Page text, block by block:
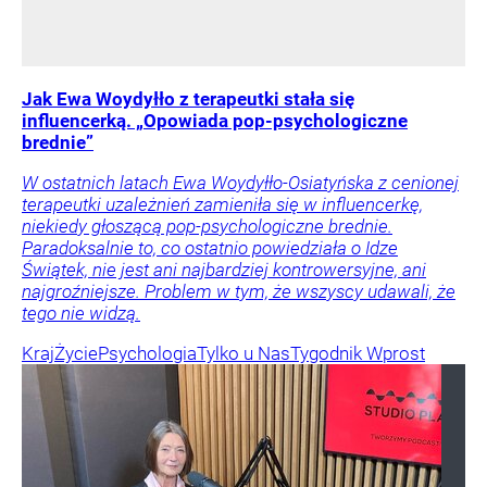
Jak Ewa Woydyłło z terapeutki stała się
influencerką. „Opowiada pop-psychologiczne
brednie”
W ostatnich latach Ewa Woydyłło-Osiatyńska z cenionej
terapeutki uzależnień zamieniła się w influencerkę,
niekiedy głoszącą pop-psychologiczne brednie.
Paradoksalnie to, co ostatnio powiedziała o Idze
Świątek, nie jest ani najbardziej kontrowersyjne, ani
najgroźniejsze. Problem w tym, że wszyscy udawali, że
tego nie widzą.
KrajŻyciePsychologiaTylko u NasTygodnik Wprost